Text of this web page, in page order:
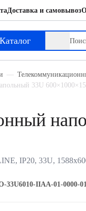
Доставка и самовывоз
Каталог
33U
IP20, 33U,
33U6010-IIAA-01-0000-